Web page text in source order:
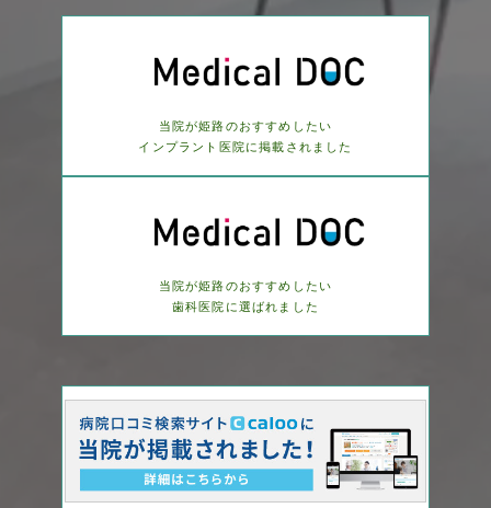
当院が姫路のおすすめしたい
インプラント医院に掲載されました
当院が姫路のおすすめしたい
歯科医院に選ばれました